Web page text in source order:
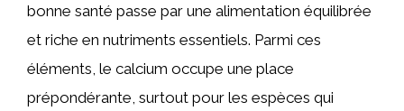
bonne santé passe par une alimentation équilibrée
et riche en nutriments essentiels. Parmi ces
éléments, le calcium occupe une place
prépondérante, surtout pour les espèces qui